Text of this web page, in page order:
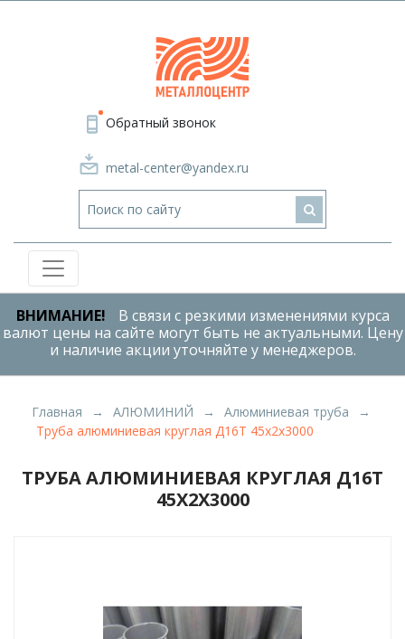
Обратный звонок
metal-center@yandex.ru
ВНИМАНИЕ!
В связи с резкими изменениями курса
валют цены на сайте могут быть не актуальными. Цену
и наличие акции уточняйте у менеджеров.
Главная АЛЮМИНИЙ
Алюминиевая труба
Труба алюминиевая круглая Д16Т 45x2x3000
ТРУБА АЛЮМИНИЕВАЯ КРУГЛАЯ Д16Т
45X2X3000